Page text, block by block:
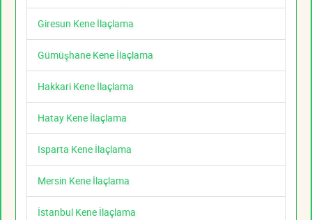
Giresun Kene İlaçlama
Gümüşhane Kene İlaçlama
Hakkari Kene İlaçlama
Hatay Kene İlaçlama
Isparta Kene İlaçlama
Mersin Kene İlaçlama
İstanbul Kene İlaçlama